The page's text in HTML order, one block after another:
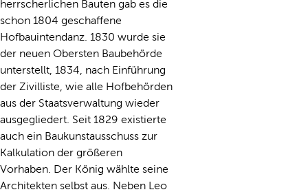
herrscherlichen Bauten gab es die
schon 1804 geschaffene
Hofbauintendanz. 1830 wurde sie
der neuen Obersten Baubehörde
unterstellt, 1834, nach Einführung
der Zivilliste, wie alle Hofbehörden
aus der Staatsverwaltung wieder
ausgegliedert. Seit 1829 existierte
auch ein Baukunstausschuss zur
Kalkulation der größeren
Vorhaben. Der König wählte seine
Architekten selbst aus. Neben Leo